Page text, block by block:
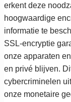
erkent deze
hoogwaardige
informatie te
SSL-encryptie
onze apparaten
en privé blijven.
cybercriminelen
onze monetaire